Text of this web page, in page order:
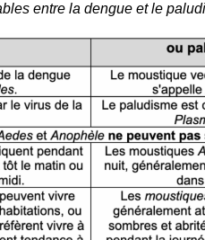
entre la dengue et le